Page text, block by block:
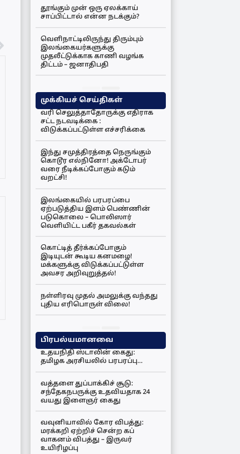
தூங்கும் முன் ஒரு ஏலக்காய்
சாப்பிட்டால் என்ன நடக்கும்?
வெளிநாட்டிலிருந்து திரும்பும்
இலங்கையர்களுக்கு
முதலீட்டுக்காக காணி வழங்க
திட்டம் – ஜனாதிபதி
முக்கியச் செய்திகள்
வரி செலுத்தாதோருக்கு எதிராக
சட்ட நடவடிக்கை :
விடுக்கப்பட்டுள்ள எச்சரிக்கை
இந்து சமுத்திரத்தை நெருங்கும்
கொடூர எல்நினோ! அக்டோபர்
வரை நீடிக்கப்போகும் கடும்
வறட்சி!
இலங்கையில் பரபரப்பை
ஏற்படுத்திய இளம் பெண்ணின்
படுகொலை – பொலிஸார்
வெளியிட்ட பகீர் தகவல்கள்
கொட்டித் தீர்க்கப்போகும்
இடியுடன் கூடிய கனமழை!
மக்களுக்கு விடுக்கப்பட்டுள்ள
அவசர அறிவுறுத்தல்!
நள்ளிரவு முதல் அமலுக்கு வந்தது
புதிய எரிபொருள் விலை!
பிரபல்யமானவை
உதயநிதி ஸ்டாலின் கைது:
தமிழக அரசியலில் பரபரப்பு…
வத்தளை துப்பாக்கிச் சூடு:
சந்தேகநபருக்கு உதவியதாக 24
வயது இளைஞர் கைது
வவுனியாவில் கோர விபத்து:
மரக்கறி ஏற்றிச் சென்ற கப்
வாகனம் விபத்து – இருவர்
உயிரிழப்பு